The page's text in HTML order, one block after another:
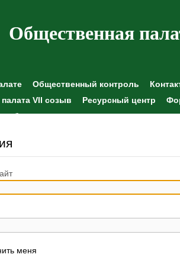
Общественная
Общественный контроль
VII созыв
Ресурсный центр
наблюдения
меня